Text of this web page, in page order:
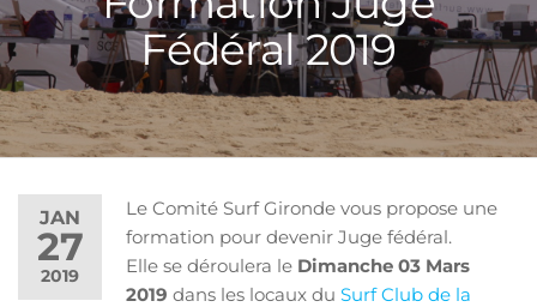
Fédéral 2019
JAN
27
2019
Le Comité Surf Gironde vous propose une
formation pour devenir Juge fédéral.
Elle se déroulera le Dimanche 03 Mars
2019 dans les locaux du Surf Club de la